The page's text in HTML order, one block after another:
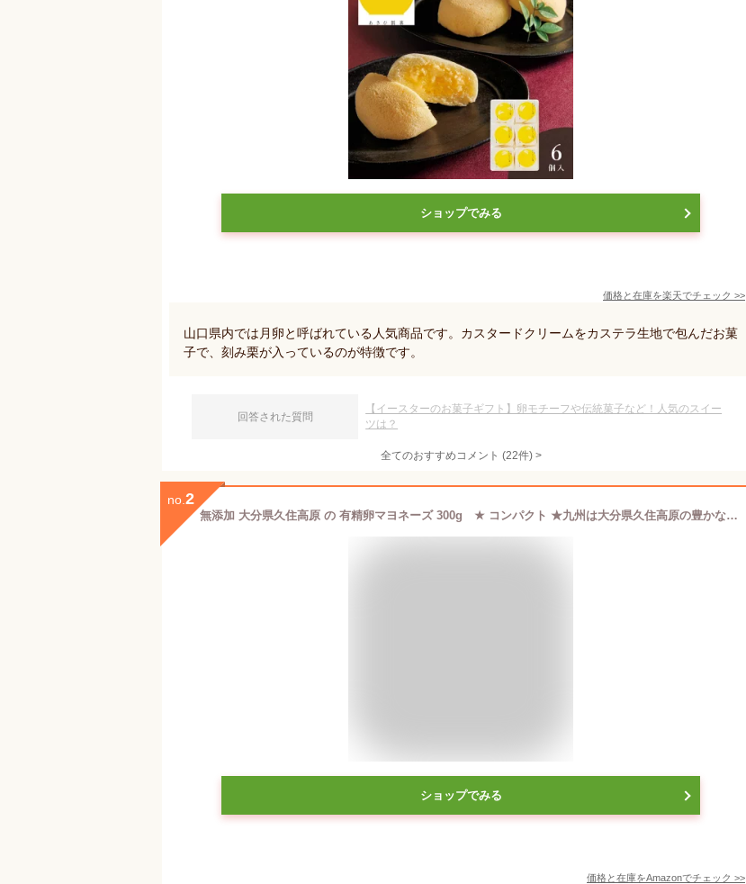
ショップでみる
価格と在庫を楽天でチェック >>
山口県内では月卵と呼ばれている人気商品です。カスタードクリームをカステラ生地で包んだお菓
子で、刻み栗が入っているのが特徴です。
回答された質問
【イースターのお菓子ギフト】卵モチーフや伝統菓子など！人気のスイー
ツは？
全てのおすすめコメント (22件) >
no. 2
無添加 大分県久住高原 の 有精卵マヨネーズ 300g ★ コンパクト ★九州は大分県久住高原の豊かな環境で平飼いされたニワトリたちの大切なタマゴを使ったあっさりまろやか風味のマヨネーズ。
ショップでみる
価格と在庫をAmazonでチェック >>